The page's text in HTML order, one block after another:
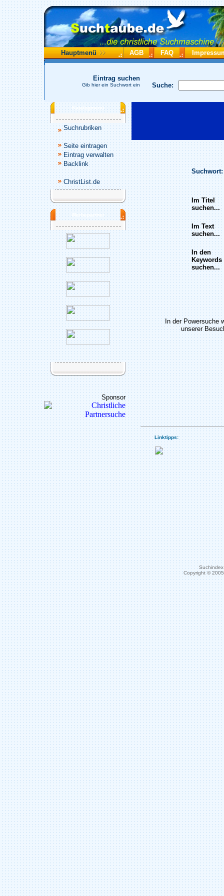
Hauptmenü AGB FAQ
Suche:
Eintrag suchen
Gib hier ein Suchwort ein
Katalogmenü
Suchrubriken
Seite eintragen
Eintrag verwalten
Backlink
ChristList.de
Werbepartner
Sponsor
Suchwort:
Im Titel
suchen...
Im Text
suchen...
In den
Keywords
suchen...
In der Powersuche
unserer
Linktipps:
Copyright ©